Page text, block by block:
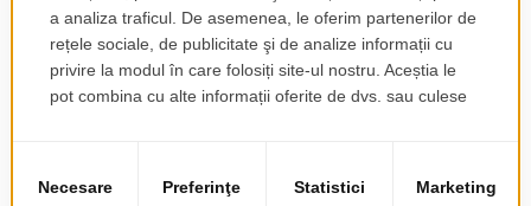
Cu o experienta pe piata de profil de peste 16 ani, 140 de angajati si
peste 1000 de proiecte dezvoltate pentru companii (nationale si
internationale), Roweb a reusit sa transforme, in ultimele 8 luni, un